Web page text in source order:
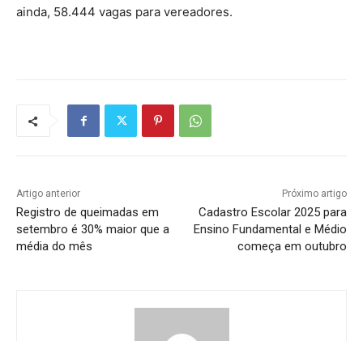
ainda, 58.444 vagas para vereadores.
Artigo anterior
Registro de queimadas em
setembro é 30% maior que a
média do mês
Próximo artigo
Cadastro Escolar 2025 para
Ensino Fundamental e Médio
começa em outubro